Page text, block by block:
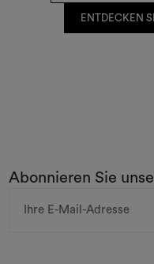
ENTDECKEN
Abonnieren Sie
Mail-